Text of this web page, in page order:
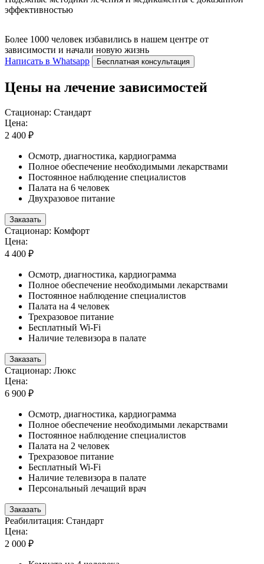
эффективностью
Более 1000 человек избавились в нашем центре от
зависимости и начали новую жизнь
Написать в Whatsapp
Бесплатная консультация
Цены на лечение зависимостей
Стационар: Стандарт
Цена:
2 400 ₽
Осмотр, диагностика, кардиограмма
Полное обеспечение необходимыми лекарствами
Постоянное наблюдение специалистов
Палата на 6 человек
Двухразовое питание
Заказать
Стационар: Комфорт
Цена:
4 400 ₽
Осмотр, диагностика, кардиограмма
Полное обеспечение необходимыми лекарствами
Постоянное наблюдение специалистов
Палата на 4 человек
Трехразовое питание
Бесплатный Wi-Fi
Наличие телевизора в палате
Заказать
Стационар: Люкс
Цена:
6 900 ₽
Осмотр, диагностика, кардиограмма
Полное обеспечение необходимыми лекарствами
Постоянное наблюдение специалистов
Палата на 2 человек
Трехразовое питание
Бесплатный Wi-Fi
Наличие телевизора в палате
Персональный лечащий врач
Заказать
Реабилитация: Стандарт
Цена:
2 000 ₽